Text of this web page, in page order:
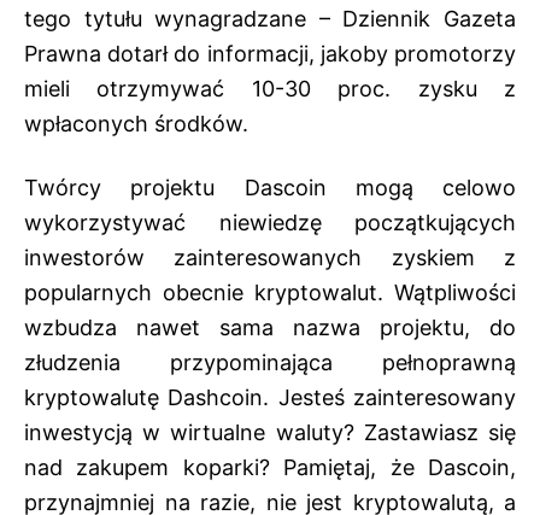
tego tytułu wynagradzane – Dziennik Gazeta
Prawna dotarł do informacji, jakoby promotorzy
mieli otrzymywać 10-30 proc. zysku z
wpłaconych środków.
Twórcy projektu Dascoin mogą celowo
wykorzystywać niewiedzę początkujących
inwestorów zainteresowanych zyskiem z
popularnych obecnie kryptowalut. Wątpliwości
wzbudza nawet sama nazwa projektu, do
złudzenia przypominająca pełnoprawną
kryptowalutę Dashcoin. Jesteś zainteresowany
inwestycją w wirtualne waluty? Zastawiasz się
nad zakupem koparki? Pamiętaj, że Dascoin,
przynajmniej na razie, nie jest kryptowalutą, a